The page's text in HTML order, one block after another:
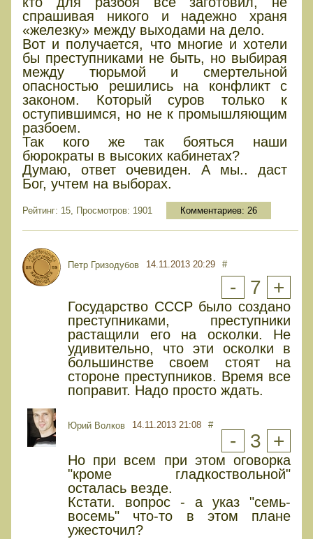
спрашивая никого и надежно храня
«железку» между выходами на дело.
Вот и получается, что многие и хотели
бы преступниками не быть, но выбирая
между тюрьмой и смертельной
опасностью решились на конфликт с
законом. Который суров только к
оступившимся, но не к промышляющим
разбоем.
Так кого же так бояться наши
бюрократы в высоких кабинетах?
Думаю, ответ очевиден. А мы.. даст
Бог, учтем на выборах.
Рейтинг: 15, Просмотров: 1901 Комментариев: 26
Петр Гризодубов 14.11.2013 20:29 #
- 7 +
Государство СССР было создано
преступниками, преступники
растащили его на осколки. Не
удивительно, что эти осколки в
большинстве своем стоят на
стороне преступников. Время все
поправит. Надо просто ждать.
Юрий Волков 14.11.2013 21:08 #
- 3 +
Но при всем при этом оговорка
"кроме гладкоствольной"
осталась везде.
Кстати. вопрос - а указ "семь-
восемь" что-то в этом плане
ужесточил?